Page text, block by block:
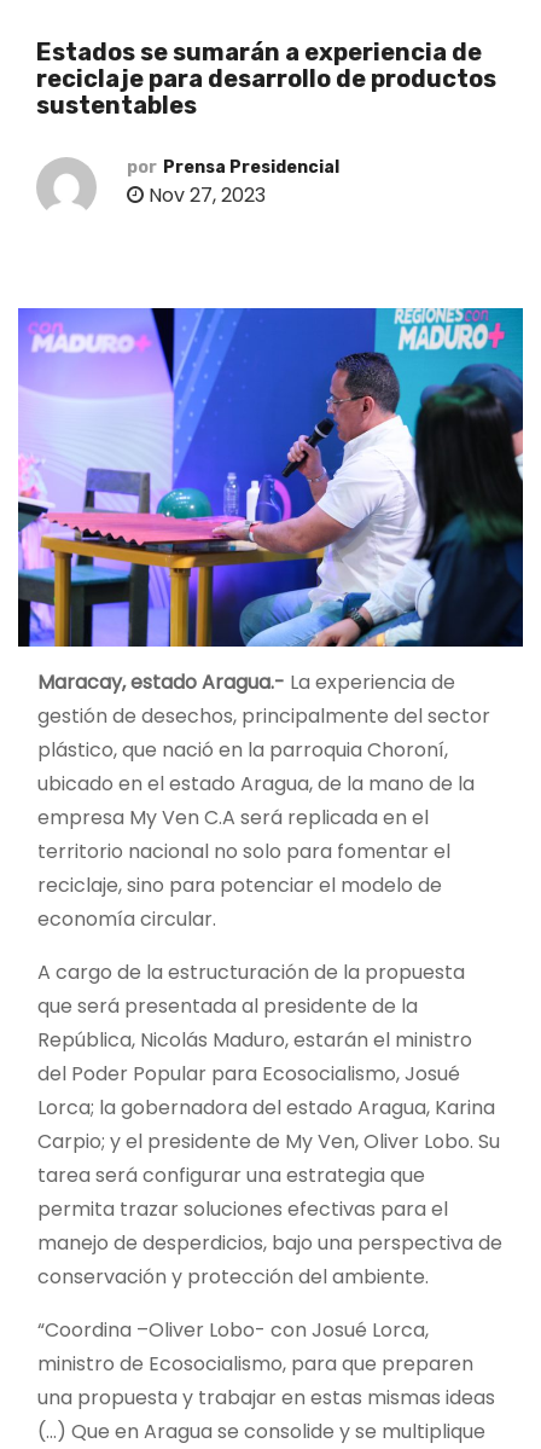
Estados se sumarán a experiencia de
reciclaje para desarrollo de productos
sustentables
por Prensa Presidencial
Nov 27, 2023
Maracay, estado Aragua.- La experiencia de
gestión de desechos, principalmente del sector
plástico, que nació en la parroquia Choroní,
ubicado en el estado Aragua, de la mano de la
empresa My Ven C.A será replicada en el
territorio nacional no solo para fomentar el
reciclaje, sino para potenciar el modelo de
economía circular.
A cargo de la estructuración de la propuesta
que será presentada al presidente de la
República, Nicolás Maduro, estarán el ministro
del Poder Popular para Ecosocialismo, Josué
Lorca; la gobernadora del estado Aragua, Karina
Carpio; y el presidente de My Ven, Oliver Lobo. Su
tarea será configurar una estrategia que
permita trazar soluciones efectivas para el
manejo de desperdicios, bajo una perspectiva de
conservación y protección del ambiente.
“Coordina –Oliver Lobo- con Josué Lorca,
ministro de Ecosocialismo, para que preparen
una propuesta y trabajar en estas mismas ideas
(…) Que en Aragua se consolide y se multiplique